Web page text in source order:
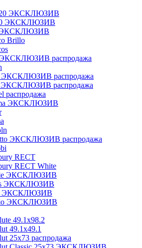
ЭКСКЛЮЗИВ
ЭКСКЛЮЗИВ
ЭКСКЛЮЗИВ
Brillo
ЭКСКЛЮЗИВ распродажа
ЭКСКЛЮЗИВ распродажа
ЭКСКЛЮЗИВ распродажа
распродажа
ЭКСКЛЮЗИВ
ЭКСКЛЮЗИВ распродажа
RECT
RECT White
ЭКСКЛЮЗИВ
ЭКСКЛЮЗИВ
ЭКСКЛЮЗИВ
ЭКСКЛЮЗИВ
49.1x98.2
49.1x49.1
25x73 распродажа